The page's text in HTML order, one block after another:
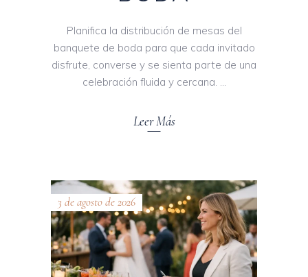
Planifica la distribución de mesas del
banquete de boda para que cada invitado
disfrute, converse y se sienta parte de una
celebración fluida y cercana.
Leer Más
3 de agosto de 2026